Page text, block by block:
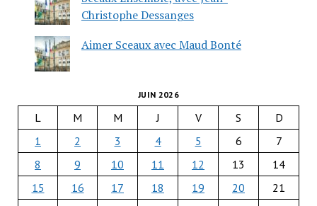
Christophe Dessanges
Aimer Sceaux avec Maud Bonté
JUIN 2026
L M M J V S
D
1
2 3 4 5 6
7
8
9 10 11 12 13
14
15
16 17 18 19 20
21